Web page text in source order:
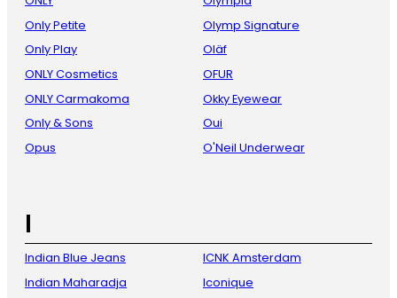
Only Petite
Only Play
ONLY Cosmetics
ONLY Carmakoma
Only & Sons
Opus
Olymp Signature
Oläf
OFUR
Okky Eyewear
Oui
O'Neil Underwear
I
Indian Blue Jeans
Indian Maharadja
ICNK Amsterdam
Iconique